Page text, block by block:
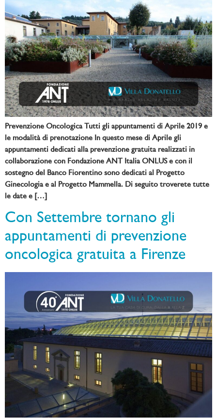
Prevenzione Oncologica Tutti gli appuntamenti di Aprile 2019 e
le modalità di prenotazione In questo mese di Aprile gli
appuntamenti dedicati alla prevenzione gratuita realizzati in
collaborazione con Fondazione ANT Italia ONLUS e con il
sostegno del Banco Fiorentino sono dedicati al Progetto
Ginecologia e al Progetto Mammella. Di seguito troverete tutte
le date e […]
Con Settembre tornano gli
appuntamenti di prevenzione
oncologica gratuita a Firenze